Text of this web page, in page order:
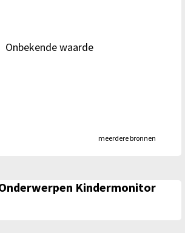
Onbekende waarde
meerdere bronnen
Kindermonitor